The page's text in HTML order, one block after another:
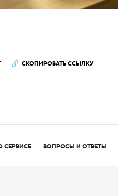
СКОПИРОВАТЬ ССЫЛКУ
СЕРВИСЕ ВОПРОСЫ И ОТВЕТЫ